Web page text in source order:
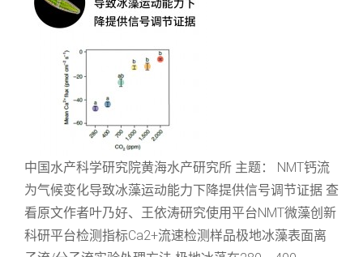
中国水产科学研究院黄海水产研究所 主题： NMT钙流
为气候变化导致冰藻运动能力下降提供信号调节证据 查
看原文作者叶乃好、王依涛研究使用平台NMT微藻创新
科研平台检测指标Ca2+流速检测样品极地冰藻表面离